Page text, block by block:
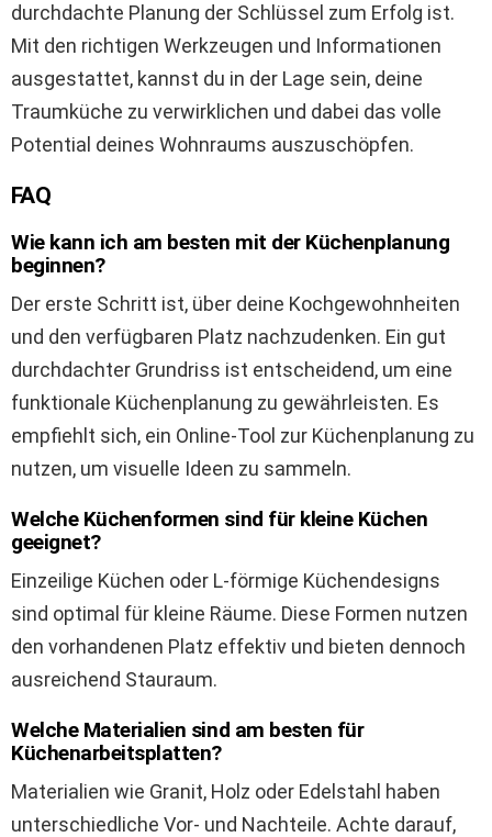
durchdachte Planung der Schlüssel zum Erfolg ist.
Mit den richtigen Werkzeugen und Informationen
ausgestattet, kannst du in der Lage sein, deine
Traumküche zu verwirklichen und dabei das volle
Potential deines Wohnraums auszuschöpfen.
FAQ
Wie kann ich am besten mit der Küchenplanung
beginnen?
Der erste Schritt ist, über deine Kochgewohnheiten
und den verfügbaren Platz nachzudenken. Ein gut
durchdachter Grundriss ist entscheidend, um eine
funktionale Küchenplanung zu gewährleisten. Es
empfiehlt sich, ein Online-Tool zur Küchenplanung zu
nutzen, um visuelle Ideen zu sammeln.
Welche Küchenformen sind für kleine Küchen
geeignet?
Einzeilige Küchen oder L-förmige Küchendesigns
sind optimal für kleine Räume. Diese Formen nutzen
den vorhandenen Platz effektiv und bieten dennoch
ausreichend Stauraum.
Welche Materialien sind am besten für
Küchenarbeitsplatten?
Materialien wie Granit, Holz oder Edelstahl haben
unterschiedliche Vor- und Nachteile. Achte darauf,